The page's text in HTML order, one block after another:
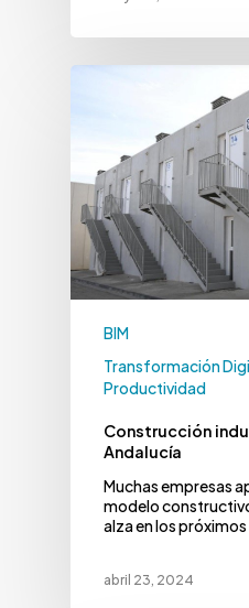
BIM
Transformación
Productividad
Construcción
Andalucía
Muchas empresas
modelo
alza en los
abril 23, 2024